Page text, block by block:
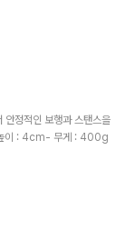
안정적인 보행과 스탠스을
이 : 4cm- 무게 : 400g